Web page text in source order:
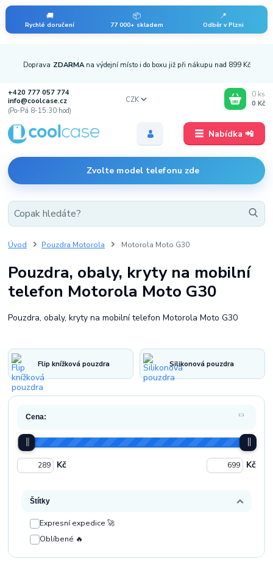
🚚
Rychlé doručení
📦
77 000+ skladem
📍
Odběr v Plzni
Nabídka 📲
Doprava ZDARMA na výdejní místo i do boxu již při nákupu nad 899 Kč
+420 777 057 774
info@coolcase.cz
(Po-Pá 8-15:30 hod)
Zvolte model telefonu zde
CZK
0 ks
0 Kč
Úvod Pouzdra Motorola Motorola Moto G30
Pouzdra, obaly, kryty na mobilní
telefon Motorola Moto G30
Pouzdra, obaly, kryty na mobilní telefon Motorola Moto G30
Flip knížková pouzdra Silikonová pouzdra
Cena:
Kč Kč
Štítky
Expresní expedice 🚀
Oblíbené 🔥